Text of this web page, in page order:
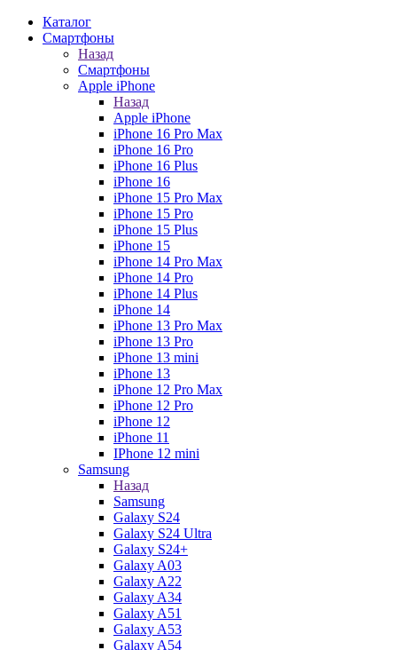
Каталог
Смартфоны
Назад
Смартфоны
Apple iPhone
Назад
Apple iPhone
iPhone 16 Pro Max
iPhone 16 Pro
iPhone 16 Plus
iPhone 16
iPhone 15 Pro Max
iPhone 15 Pro
iPhone 15 Plus
iPhone 15
iPhone 14 Pro Max
iPhone 14 Pro
iPhone 14 Plus
iPhone 14
iPhone 13 Pro Max
iPhone 13 Pro
iPhone 13 mini
iPhone 13
iPhone 12 Pro Max
iPhone 12 Pro
iPhone 12
iPhone 11
IPhone 12 mini
Samsung
Назад
Samsung
Galaxy S24
Galaxy S24 Ultra
Galaxy S24+
Galaxy A03
Galaxy A22
Galaxy A34
Galaxy A51
Galaxy A53
Galaxy A54